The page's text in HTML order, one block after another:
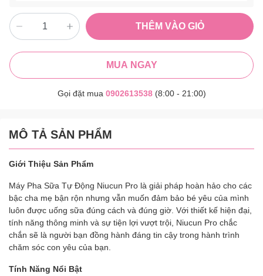
THÊM VÀO GIỎ
MUA NGAY
Gọi đặt mua 0902613538(8:00 - 21:00)
MÔ TẢ SẢN PHẨM
Giới Thiệu Sản Phẩm
Máy Pha Sữa Tự Động Niucun Pro là giải pháp hoàn hảo cho các
bậc cha mẹ bận rộn nhưng vẫn muốn đảm bảo bé yêu của mình
luôn được uống sữa đúng cách và đúng giờ. Với thiết kế hiện đại,
tính năng thông minh và sự tiện lợi vượt trội, Niucun Pro chắc
chắn sẽ là người bạn đồng hành đáng tin cậy trong hành trình
chăm sóc con yêu của bạn.
Tính Năng Nổi Bật